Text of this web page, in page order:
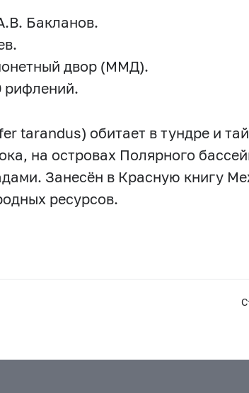
Бакланов.
двор (ММД).
рифлений.
tarandus) обитает в тундре и
на островах Полярного
Занесён в Красную книгу
ресурсов.